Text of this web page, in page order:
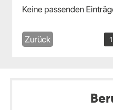
Keine passenden
Zurück 1